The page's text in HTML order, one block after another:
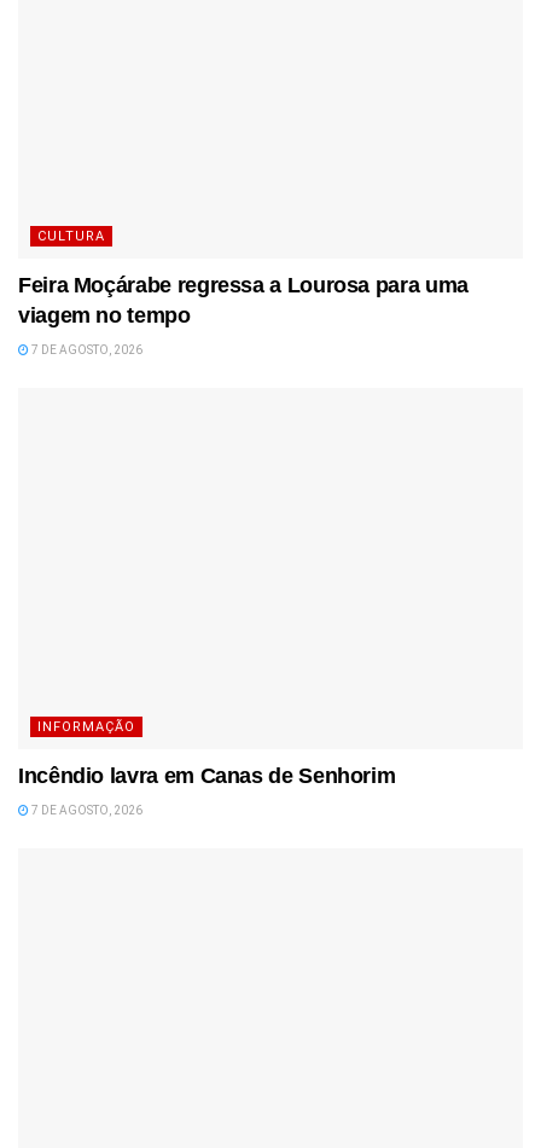
CULTURA
Feira Moçárabe regressa a Lourosa para uma
viagem no tempo
7 DE AGOSTO, 2026
INFORMAÇÃO
Incêndio lavra em Canas de Senhorim
7 DE AGOSTO, 2026